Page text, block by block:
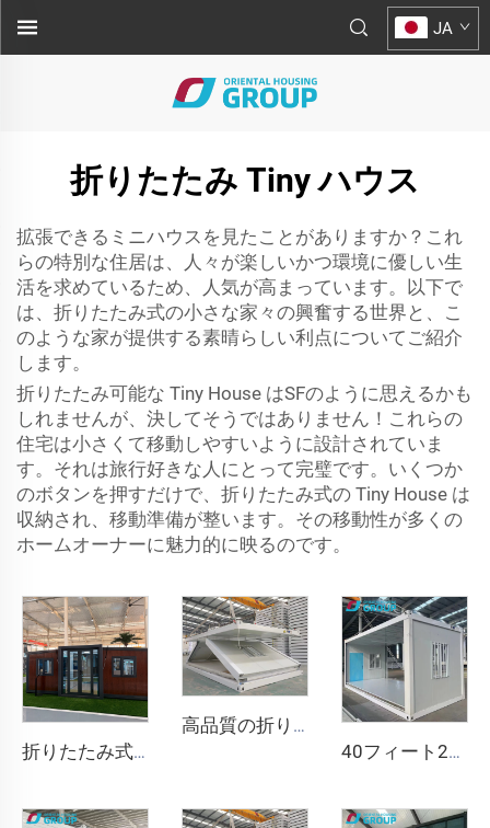
JA
折りたたみ Tiny ハウス
拡張できるミニハウスを見たことがありますか？これ
らの特別な住居は、人々が楽しいかつ環境に優しい生
活を求めているため、人気が高まっています。以下で
は、折りたたみ式の小さな家々の興奮する世界と、こ
のような家が提供する素晴らしい利点についてご紹介
します。
折りたたみ可能な Tiny House はSFのように思えるかも
しれませんが、決してそうではありません！これらの
住宅は小さくて移動しやすいように設計されていま
す。それは旅行好きな人にとって完璧です。いくつか
のボタンを押すだけで、折りたたみ式の Tiny House は
収納され、移動準備が整います。その移動性が多くの
ホームオーナーに魅力的に映るのです。
折りたたみ式ハウス 20フィート 40フィート プレハブ ポータブル コンテナ ホーム 拡張可能 モバイルハウス 3ベッドルーム モジュラー プレハブ 拡張可能ハウス
高品質の折りたたみ式デタッチZ型モバイルホームプレハブフラットパックハウス折りたたみ式コンテナハウス鉱山キャンプオフィス用
40フィート20フィートの移動可能な折りたたみ式住宅プレハブ折りたたみ式ルームコンテナハウス折りたたみ式収納ボックス折りたたみ式住宅販売